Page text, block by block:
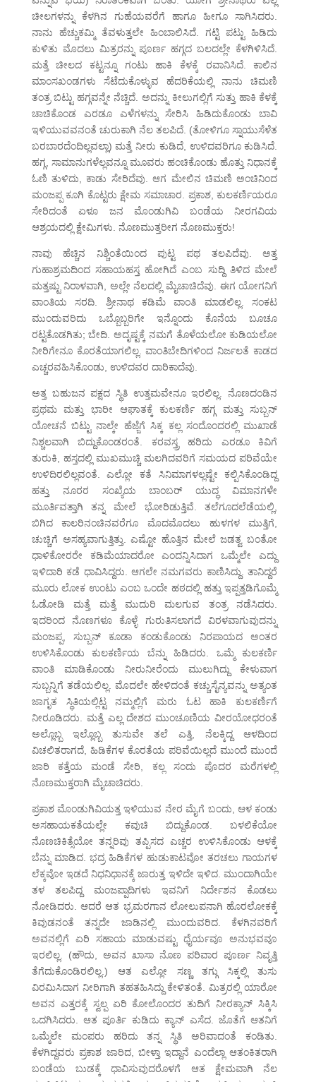
ಚೀಲಗಳನ್ನು ಕೆಳಗಿನ ಗುಹೆಯವರೆಗೆ ಹಾಗೂ ಹೀಗೂ ಸಾಗಿಸಿದರು.
ನಾನು ಹೆಚ್ಚುಕಮ್ಮಿ ತೆವಳುತ್ತಲೇ ಹಿಂಬಾಲಿಸಿದೆ. ಗಟ್ಟಿ ಪಟ್ಟು ಹಿಡಿದು
ಕುಳಿತು ಮೊದಲು ಮಿತ್ರರನ್ನು ಪೂರ್ಣ ಹಗ್ಗದ ಬಲದಲ್ಲೇ ಕೆಳಗಿಳಿಸಿದೆ.
ಮತ್ತೆ ಚೀಲದ ಕಟ್ಟನ್ನೂ ಗಂಟು ಹಾಕಿ ಕೆಳಕ್ಕೆ ರವಾನಿಸಿದೆ. ಕಾಲಿನ
ಮಾಂಸಖಂಡಗಳು ಸೆಟೆದುಕೊಳ್ಳುವ ಹೆದರಿಕೆಯಲ್ಲಿ ನಾನು ಚಿಮಣಿ
ತಂತ್ರ ಬಿಟ್ಟು ಹಗ್ಗವನ್ನೇ ನೆಚ್ಚಿದೆ. ಅದನ್ನು ಕೀಲುಗಲ್ಲಿಗೆ ಸುತ್ತು ಹಾಕಿ ಕೆಳಕ್ಕೆ
ಚಾಚಿಕೊಂಡ ಎರಡೂ ಎಳೆಗಳನ್ನು ಸೇರಿಸಿ ಹಿಡಿದುಕೊಂಡು ಬಾವಿ
ಇಳಿಯುವವನಂತೆ ಚುರುಕಾಗಿ ನೆಲ ತಲಪಿದೆ. (ತೋಳಿಗೂ ಸ್ನಾಯುಸೆಳೆತ
ಬರಬಾರದೆಂದಿಲ್ಲವಲ್ಲಾ) ಮತ್ತೆ ನೀರು ಕುಡಿದೆ, ಉಳಿದವರಿಗೂ ಕುಡಿಸಿದೆ.
ಹಗ್ಗ, ಸಾಮಾನುಗಳೆಲ್ಲವನ್ನೂ ಮೂವರು ಹಂಚಿಕೊಂಡು ಹೊತ್ತು ನಿಧಾನಕ್ಕೆ
ಓಣಿ ತುಳಿದು, ಕಾಡು ಸೇರಿದೆವು. ಆಗ ಮೇಲಿನ ಚಿಮಣಿ ಅಂಚಿನಿಂದ
ಮಂಜಪ್ಪ ಕೂಗಿ ಕೊಟ್ಟರು ಕ್ಷೇಮ ಸಮಾಚಾರ. ಪ್ರಕಾಶ, ಕುಲಕರ್ಣಿಯರೂ
ಸೇರಿದಂತೆ ಏಳೂ ಜನ ಮೊಂಡುಗಿವಿ ಬಂಡೆಯ ನೀರಗವಿಯ
ಆಶ್ರಯದಲ್ಲಿ ಕ್ಷೇಮಿಗಳು. ನೊಣಮುತ್ತರೀಗ ನೊಣಮುಕ್ತರು!
ನಾವು ಹೆಚ್ಚಿನ ನಿಶ್ಚಿಂತೆಯಿಂದ ಪುಟ್ಟ ಪಥ ತಲಪಿದೆವು. ಅತ್ತ
ಗುಹಾಶ್ರಮದಿಂದ ಸಹಾಯಹಸ್ತ ಹೋಗಿದೆ ಎಂಬ ಸುದ್ದಿ ತಿಳಿದ ಮೇಲೆ
ಮತ್ತಷ್ಟು ನಿರಾಳವಾಗಿ, ಅಲ್ಲೇ ನೆಲದಲ್ಲಿ ಮೈಚಾಚಿದೆವು. ಈಗ ಯೋಗನಿಗೆ
ವಾಂತಿಯ ಸರದಿ. ಶ್ರೀನಾಥ ಕಡಿಮೆ ವಾಂತಿ ಮಾಡಲಿಲ್ಲ. ಸಂಕಟ
ಮುಂದುವರಿದು ಒಬ್ಬೊಬ್ಬರಿಗೇ ಇನ್ನೊಂದು ಕೊನೆಯ ಬೂಚೂ
ರಟ್ಟತೊಡಗಿತು; ಬೇದಿ. ಅದೃಷ್ಟಕ್ಕೆ ನಮಗೆ ತೊಳೆಯಲೋ ಕುಡಿಯಲೋ
ನೀರಿಗೇನೂ ಕೊರತೆಯಾಗಲಿಲ್ಲ. ವಾಂತಿಬೇದಿಗಳಿಂದ ನಿರ್ಜಲತೆ ಕಾಡದ
ಎಚ್ಚರವಹಿಸಿಕೊಂಡು, ಉಳಿದವರ ದಾರಿಕಾದೆವು.
ಅತ್ತ ಬಹುಜನ ಪಕ್ಷದ ಸ್ಥಿತಿ ಉತ್ತಮವೇನೂ ಇರಲಿಲ್ಲ. ನೊಣದಂಡಿನ
ಪ್ರಥಮ ಮತ್ತು ಭಾರೀ ಆಘಾತಕ್ಕೆ ಕುಲಕರ್ಣಿ ಹಗ್ಗ ಮತ್ತು ಸುಬ್ಬನ್
ಯೋಚನೆ ಬಿಟ್ಟು ನಾಲ್ಕೇ ಹೆಜ್ಜೆಗೆ ಸಿಕ್ಕ ಕಲ್ಲ ಸಂದೊಂದರಲ್ಲಿ ಮುಖಾಡೆ
ನಿಶ್ಚಲವಾಗಿ ಬಿದ್ದುಕೊಂಡರಂತೆ. ಕರವಸ್ತ್ರ ಹರಿದು ಎರಡೂ ಕಿವಿಗೆ
ತುರುಕಿ, ಹಸ್ತದಲ್ಲಿ ಮುಖಮುಚ್ಚಿ ಮಲಗಿದವರಿಗೆ ಸಮಯದ ಪರಿವೆಯೇ
ಉಳಿದಿರಲಿಲ್ಲವಂತೆ. ಎಲ್ಲೋ ಕತೆ ಸಿನಿಮಾಗಳಲ್ಲಷ್ಟೇ ಕಲ್ಪಿಸಿಕೊಂಡಿದ್ದ
ಹತ್ತು ನೂರರ ಸಂಖ್ಯೆಯ ಬಾಂಬರ್ ಯುದ್ಧ ವಿಮಾನಗಳೇ
ಮೂರ್ತಿವತ್ತಾಗಿ ತನ್ನ ಮೇಲೆ ಭೋರಿಡುತ್ತಿವೆ. ತಲೆಗೂದಲೆಡೆಯಲ್ಲಿ,
ಬಿಗಿದ ಕಾಲರಿನಂಚಿನವರೆಗೂ ಮೊದಮೊದಲು ಹುಳಗಳ ಮುತ್ತಿಗೆ,
ಚುಚ್ಚಿಗೆ ಅಸಹ್ಯವಾಗುತ್ತಿತ್ತು. ಎಷ್ಟೋ ಹೊತ್ತಿನ ಮೇಲೆ ಜಡತ್ವ ಬಂತೋ
ಧಾಳಿಕೋರರೇ ಕಡಿಮೆಯಾದರೋ ಎಂದನ್ನಿಸಿದಾಗ ಒಮ್ಮೆಲೇ ಎದ್ದು
ಇಳಿದಾರಿ ಕಡೆ ಧಾವಿಸಿದ್ದರು. ಆಗಲೇ ನಮಗವರು ಕಾಣಿಸಿದ್ದು. ತಾನಿದ್ದರೆ
ಮೂರು ಲೋಕ ಉಂಟು ಎಂಬ ಒಂದೇ ಹಠದಲ್ಲಿ ಹತ್ತು ಇಪ್ಪತ್ತಡಿಗೊಮ್ಮೆ
ಓಡೋಡಿ ಮತ್ತೆ ಮತ್ತೆ ಮುದುರಿ ಮಲಗುವ ತಂತ್ರ ನಡೆಸಿದರು.
ಇದರಿಂದ ನೊಣಗಳೂ ಕೊಳ್ಳೆ ಗುರುತಿಸಲಾಗದೆ ವಿರಳವಾಗುವುದನ್ನು
ಮಂಜಪ್ಪ, ಸುಬ್ಬನ್ ಕೂಡಾ ಕಂಡುಕೊಂಡು ನಿರಪಾಯದ ಅಂತರ
ಉಳಿಸಿಕೊಂಡು ಕುಲಕರ್ಣಿಯ ಬೆನ್ನು ಹಿಡಿದರು. ಒಮ್ಮೆ ಕುಲಕರ್ಣಿ
ವಾಂತಿ ಮಾಡಿಕೊಂಡು ನೀರುನೀರೆಂದು ಮುಲುಗಿದ್ದು ಕೇಳುವಾಗ
ಸುಬ್ಬನ್ನಿಗೆ ತಡೆಯಲಿಲ್ಲ. ಮೊದಲೇ ಹೇಳಿದಂತೆ ಕಚ್ಚುಸೈನ್ಯವನ್ನು ಅತ್ಯಂತ
ಜಾಗೃತ ಸ್ಥಿತಿಯಲ್ಲಿಟ್ಟ ನಮ್ಮಲ್ಲಿಗೆ ಮರು ಓಟ ಹಾಕಿ ಕುಲಕರ್ಣಿಗೆ
ನೀರೂಡಿದರು. ಮತ್ತೆ ಎಲ್ಲ ದೇಶದ ಮುಂಚೂಣಿಯ ವೀರಯೋಧರಂತೆ
ಅಲ್ಲೊಬ್ಬ ಇಲ್ಲೊಬ್ಬ ತುಸುವೇ ತಲೆ ಎತ್ತಿ, ನೆಲಕ್ಕಿದ್ದ ಆಳದಿಂದ
ವಿಚಲಿತರಾಗದೆ, ಹಿಡಿಕೆಗಳ ಕೊರತೆಯ ಪರಿವೆಯಿಲ್ಲದೆ ಮುಂದೆ ಮುಂದೆ
ಜಾರಿ ಕತ್ತೆಯ ಮಂಡೆ ಸೇರಿ, ಕಲ್ಲ ಸಂದು ಪೊದರ ಮರೆಗಳಲ್ಲಿ
ನೊಣಮುಕ್ತರಾಗಿ ಮೈಚಾಚಿದರು.
ಪ್ರಕಾಶ ಮೊಂಡುಗಿವಿಯತ್ತ ಇಳಿಯುವ ನೇರ ಮೈಗೆ ಬಂದು, ಆಳ ಕಂಡು
ಅಸಹಾಯಕತೆಯಲ್ಲೇ ಕವುಚಿ ಬಿದ್ದುಕೊಂಡ. ಬಳಲಿಕೆಯೋ
ನೊಣಚಿಕಿತ್ಸೆಯೋ ತನ್ನರಿವು ತಪ್ಪಿಸದ ಎಚ್ಚರ ಉಳಿಸಿಕೊಂಡು ಆಳಕ್ಕೆ
ಬೆನ್ನು ಮಾಡಿದ. ಭದ್ರ ಹಿಡಿಕೆಗಳ ಹುಡುಕಾಟವೋ ತರಚಲು ಗಾಯಗಳ
ಲೆಕ್ಕವೋ ಇಡದೆ ನಿಧನಿಧಾನಕ್ಕೆ ಜಾರುತ್ತ ಇಳಿದೇ ಇಳಿದ. ಮುಂದಾಗಿಯೇ
ತಳ ತಲಪಿದ್ದ ಮಂಜಪ್ಪಾದಿಗಳು ಇವನಿಗೆ ನಿರ್ದೇಶನ ಕೊಡಲು
ನೋಡಿದರು. ಆದರೆ ಆತ ಭ್ರಮರಗಾನ ಲೋಲುಪನಾಗಿ ಹೊರಲೋಕಕ್ಕೆ
ಕಿವುಡನಂತೆ ತನ್ನದೇ ಜಾಡಿನಲ್ಲಿ ಮುಂದುವರಿದ. ಕೆಳಗಿನವರಿಗೆ
ಅವನಲ್ಲಿಗೆ ಏರಿ ಸಹಾಯ ಮಾಡುವಷ್ಟು ಧೈರ್ಯವೂ ಅನುಭವವೂ
ಇರಲಿಲ್ಲ. (ಹೌದು, ಅವನ ಖಾಸಾ ನೊಣ ಪರಿವಾರ ಪೂರ್ಣ ನಿವೃತ್ತಿ
ತೆಗೆದುಕೊಂಡಿರಲಿಲ್ಲ.) ಆತ ಎಲ್ಲೋ ಸಣ್ಣ ತಗ್ಗು ಸಿಕ್ಕಲ್ಲಿ ತುಸು
ವಿರಮಿಸಿದಾಗ ನೀರಿಗಾಗಿ ತಹತಹಿಸಿದ್ದು ಕೇಳಿತಂತೆ. ಮಿತ್ರರಲ್ಲಿ ಯಾರೋ
ಅವನ ಎತ್ತರಕ್ಕೆ ಸ್ವಲ್ಪ ಏರಿ ಕೋಲೊಂದರ ತುದಿಗೆ ನೀರಕ್ಯಾನ್ ಸಿಕ್ಕಿಸಿ
ಒದಗಿಸಿದರು. ಆತ ಪೂರ್ತಿ ಕುಡಿದು ಕ್ಯಾನ್ ಎಸೆದ. ಜೊತೆಗೆ ಆತನಿಗೆ
ಒಮ್ಮೆಲೇ ಮಂಪರು ಹರಿದು ತನ್ನ ಸ್ಥಿತಿ ಅರಿವಾದಂತೆ ಕಂಡಿತು.
ಕೆಳಗಿದ್ದವರು ಪ್ರಕಾಶ ಜಾರಿದ, ಬೀಳ್ತಾ ಇದ್ದಾನೆ ಎಂದೆಲ್ಲಾ ಆತಂಕಿತರಾಗಿ
ಬಂಡೆಯ ಬುಡಕ್ಕೆ ಧಾವಿಸುವುದರೊಳಗೆ ಆತ ಕ್ಷೇಮವಾಗಿ ನೆಲ